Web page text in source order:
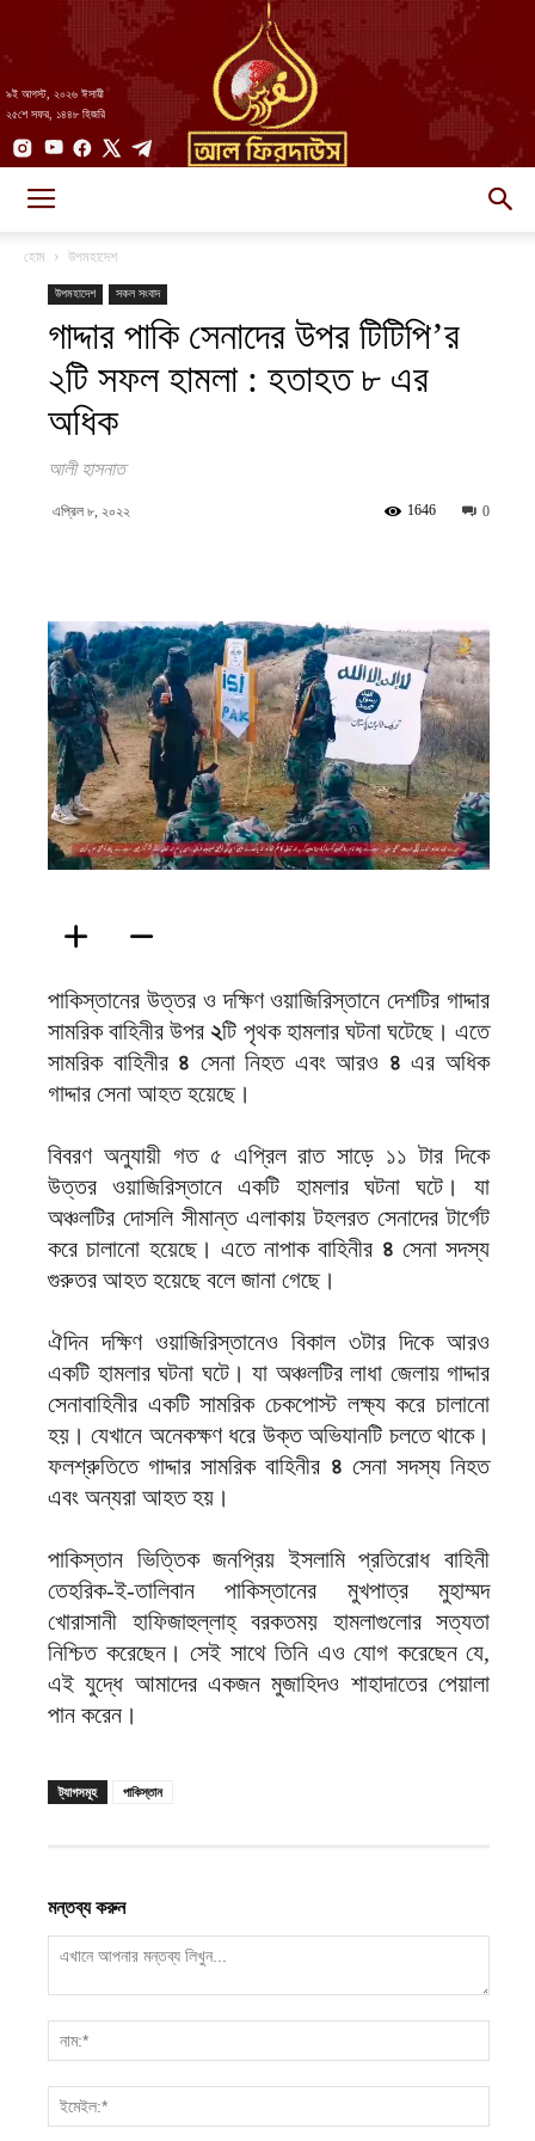
৯ই আগস্ট, ২০২৬ ঈসায়ী
২৫শে সফর, ১৪৪৮ হিজরি
||
হোম উপমহাদেশ
উপমহাদেশ সকল সংবাদ
গাদ্দার পাকি সেনাদের উপর টিটিপি’র
২টি সফল হামলা : হতাহত ৮ এর
অধিক
আলী হাসনাত
এপ্রিল ৮, ২০২২ 0
1646
পাকিস্তানের উত্তর ও দক্ষিণ ওয়াজিরিস্তানে দেশটির গাদ্দার
সামরিক বাহিনীর উপর ২টি পৃথক হামলার ঘটনা ঘটেছে। এতে
সামরিক বাহিনীর ৪ সেনা নিহত এবং আরও ৪ এর অধিক
গাদ্দার সেনা আহত হয়েছে।
বিবরণ অনুযায়ী গত ৫ এপ্রিল রাত সাড়ে ১১ টার দিকে
উত্তর ওয়াজিরিস্তানে একটি হামলার ঘটনা ঘটে। যা
অঞ্চলটির দোসলি সীমান্ত এলাকায় টহলরত সেনাদের টার্গেট
করে চালানো হয়েছে। এতে নাপাক বাহিনীর ৪ সেনা সদস্য
গুরুতর আহত হয়েছে বলে জানা গেছে।
ঐদিন দক্ষিণ ওয়াজিরিস্তানেও বিকাল ৩টার দিকে আরও
একটি হামলার ঘটনা ঘটে। যা অঞ্চলটির লাধা জেলায় গাদ্দার
সেনাবাহিনীর একটি সামরিক চেকপোস্ট লক্ষ্য করে চালানো
হয়। যেখানে অনেকক্ষণ ধরে উক্ত অভিযানটি চলতে থাকে।
ফলশ্রুতিতে গাদ্দার সামরিক বাহিনীর ৪ সেনা সদস্য নিহত
এবং অন্যরা আহত হয়।
পাকিস্তান ভিত্তিক জনপ্রিয় ইসলামি প্রতিরোধ বাহিনী
তেহরিক-ই-তালিবান পাকিস্তানের মুখপাত্র মুহাম্মদ
খোরাসানী হাফিজাহুল্লাহ্ বরকতময় হামলাগুলোর সত্যতা
নিশ্চিত করেছেন। সেই সাথে তিনি এও যোগ করেছেন যে,
এই যুদ্ধে আমাদের একজন মুজাহিদও শাহাদাতের পেয়ালা
পান করেন।
ট্যাগসমূহ পাকিস্তান
মন্তব্য করুন